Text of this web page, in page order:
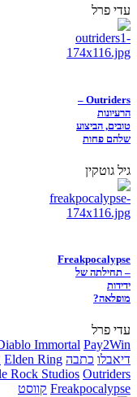
עדי פרל
Outriders –
הרעיונות
טובים, הביצוע
שלהם פחות
גיל גוטקין
Freakpocalypse
– תחילתה של
ידידות
מופלאה?
עדי פרל
Immortal Pay2Win
דיאבלו כתבה Elden Ring
Rock Studios Outriders
Freakpocalypse קווסט